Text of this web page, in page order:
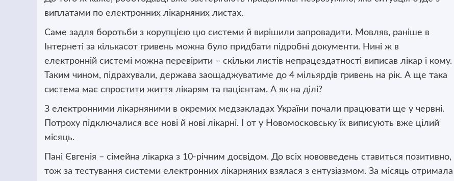
виплатами по електронних лікарняних листах.
Саме задля боротьби з корупцією цю системи й вирішили запровадити. Мовляв, раніше в
Інтернеті за кількасот гривень можна було придбати підробні документи. Нині ж в
електронній системі можна перевірити – скільки листів непрацездатності виписав лікар і кому.
Таким чином, підрахували, держава заощаджуватиме до 4 мільярдів гривень на рік. А ще така
система має спростити життя лікарям та пацієнтам. А як на ділі?
З електронними лікарняними в окремих медзакладах України почали працювати ще у червні.
Потроху підключалися все нові й нові лікарні. І от у Новомосковську їх виписують вже цілий
місяць.
Пані Євгенія – сімейна лікарка з 10-річним досвідом. До всіх нововведень ставиться позитивно,
тож за тестування системи електронних лікарняних взялася з ентузіазмом. За місяць отримала